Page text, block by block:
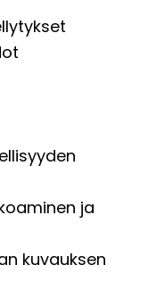
ja
kuvauksen